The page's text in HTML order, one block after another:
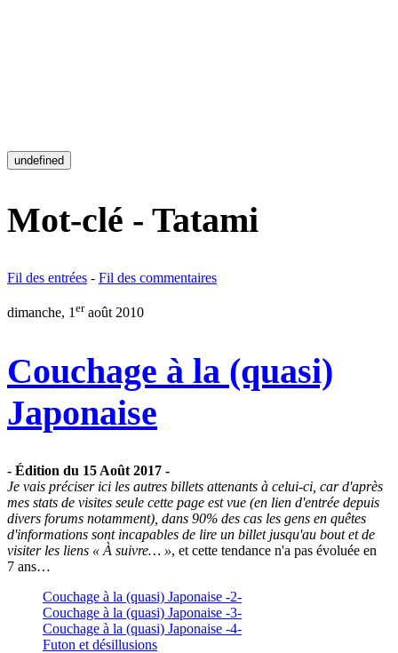
undefined
Mot-clé - Tatami
Fil des entrées - Fil des commentaires
dimanche, 1 eraoût 2010
Couchage à la (quasi)
Japonaise
- Édition du 15 Août 2017 -
Je vais préciser ici les autres billets attenants à celui-ci, car d'après
mes stats de visites seule cette page est vue (en lien d'entrée depuis
divers forums notamment), dans 90% des cas les gens en quêtes
d'informations sont incapables de lire un billet jusqu'au bout et de
visiter les liens « À suivre… », et cette tendance n'a pas évoluée en
7 ans…
Couchage à la (quasi) Japonaise -2-
Couchage à la (quasi) Japonaise -3-
Couchage à la (quasi) Japonaise -4-
Futon et désillusions